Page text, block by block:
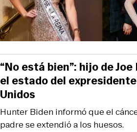
Hunter Biden informó que el
padre se extendió a los huesos.
“No está bien”: hijo de
el estado del
Unidos